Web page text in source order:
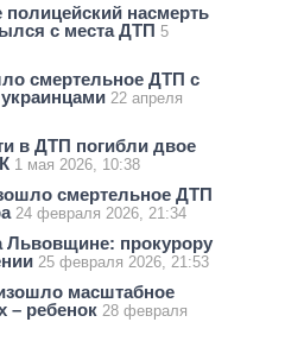
насмерть
с места ДТП 5
смертельное ДТП с
22 апреля
в ДТП погибли двое
1 мая 2026, 10:38
смертельное ДТП
24 февраля 2026, 21:34
прокурору
25 февраля 2026, 21:53
масштабное
– ребенок 28 февраля